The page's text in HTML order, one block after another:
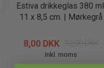
Estiva drikkeglas 380 ml.
11 x 8,5 cm. | Mørkegrå
8,00 DKK 12,00 DKK
Inkl. moms